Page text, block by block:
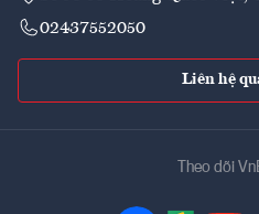
02437552050
Liên hệ
Theo dõi